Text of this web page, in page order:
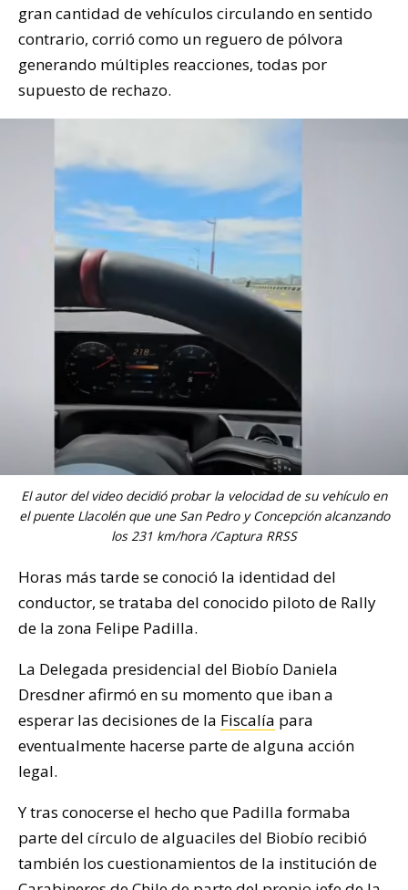
gran cantidad de vehículos circulando en sentido
contrario, corrió como un reguero de pólvora
generando múltiples reacciones, todas por
supuesto de rechazo.
El autor del video decidió probar la velocidad de su vehículo en
el puente Llacolén que une San Pedro y Concepción alcanzando
los 231 km/hora /Captura RRSS
Horas más tarde se conoció la identidad del
conductor, se trataba del conocido piloto de Rally
de la zona Felipe Padilla.
La Delegada presidencial del Biobío Daniela
Dresdner afirmó en su momento que iban a
esperar las decisiones de la Fiscalía para
eventualmente hacerse parte de alguna acción
legal.
Y tras conocerse el hecho que Padilla formaba
parte del círculo de alguaciles del Biobío recibió
también los cuestionamientos de la institución de